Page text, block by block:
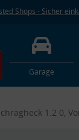
Shops - Sicher
Garage
1.2 0,